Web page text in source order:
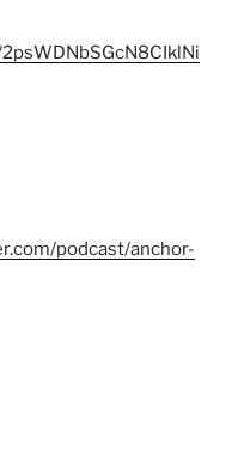
podcast/anchor-